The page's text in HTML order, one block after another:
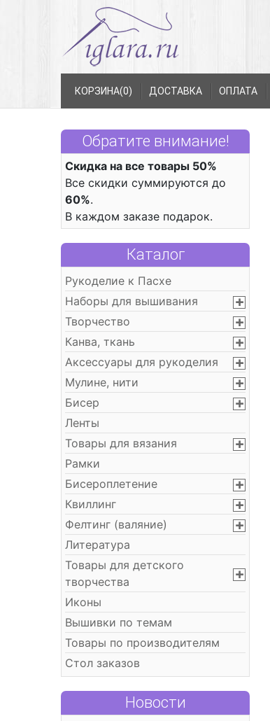
КОРЗИНА(0) ДОСТАВКА ОПЛАТА
Обратите внимание!
Скидка на все товары 50%
Все скидки суммируются до
60%.
В каждом заказе подарок.
Каталог
Рукоделие к Пасхе
Наборы для вышивания
Творчество
Канва, ткань
Аксессуары для рукоделия
Мулине, нити
Бисер
Ленты
Товары для вязания
Рамки
Бисероплетение
Квиллинг
Фелтинг (валяние)
Литература
Товары для детского
творчества
Иконы
Вышивки по темам
Товары по производителям
Стол заказов
Новости